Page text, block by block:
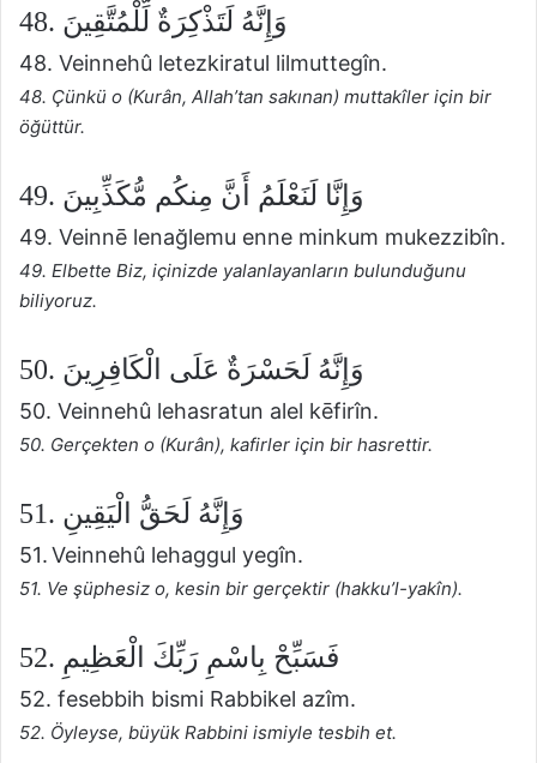
48. وَإِنَّهُ لَتَذْكِرَةٌ لِّلْمُتَّقِينَ
48. Veinnehû letezkiratul lilmuttegîn.
48. Çünkü o (Kurân, Allah’tan sakınan) muttakîler için bir
öğüttür.
49. وَإِنَّا لَنَعْلَمُ أَنَّ مِنكُم مُّكَذِّبِينَ
49. Veinnē lenağlemu enne minkum mukezzibîn.
49. Elbette Biz, içinizde yalanlayanların bulunduğunu
biliyoruz.
50. وَإِنَّهُ لَحَسْرَةٌ عَلَى الْكَافِرِينَ
50. Veinnehû lehasratun alel kēfirîn.
50. Gerçekten o (Kurân), kafirler için bir hasrettir.
51. وَإِنَّهُ لَحَقُّ الْيَقِينِ
51. Veinnehû lehaggul yegîn.
51. Ve şüphesiz o, kesin bir gerçektir (hakku’l-yakîn).
52. فَسَبِّحْ بِاسْمِ رَبِّكَ الْعَظِيمِ
52. fesebbih bismi Rabbikel azîm.
52. Öyleyse, büyük Rabbini ismiyle tesbih et.